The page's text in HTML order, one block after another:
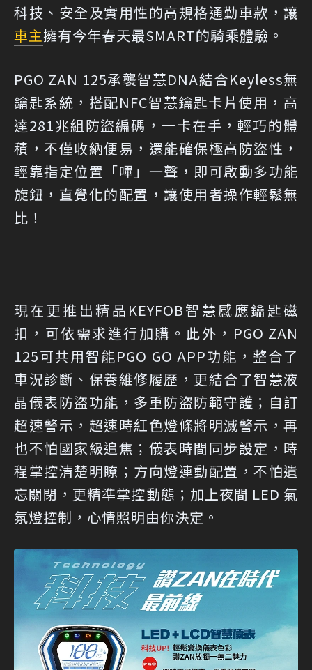
科技、安全及實用性的高規格通勤車款，讓
車主擁有今年春天最SMART的騎乘體驗。
PGO ZAN 125承襲智慧DNA結合Keyless無
鑰匙系統，搭配NFC智慧鑰匙卡片使用，高
達281兆組防盜編碼，一卡在手，輕巧的體
積，不僅收納便易，還能確保極高防盜性，
輕靠指定位置「嗶」一聲，即可啟動多功能
旋鈕，直覺化的配置，讓使用者操作輕鬆無
比！
現在更推出精品KEYFOB智慧感應鑰匙磁
扣，可依需求進行加購。此外，PGO ZAN
125可共用智能PGO GO APP功能，整合了
車況診斷、保養維修履歷，更結合了智慧液
晶儀表防盜功能，多重防盜防範守護；自訂
超速警示，超速時紅色燈條將明滅警示，再
也不怕國家級追焦；儀表時間同步設定，時
程掌控清楚明瞭；方向燈連動配置，不怕遺
忘關閉，更精準掌控動態；加上夜間 LED 氣
氛燈控制，心情照明由你決定。